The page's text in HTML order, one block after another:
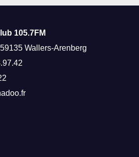
105.7FM
Wallers-Arenberg